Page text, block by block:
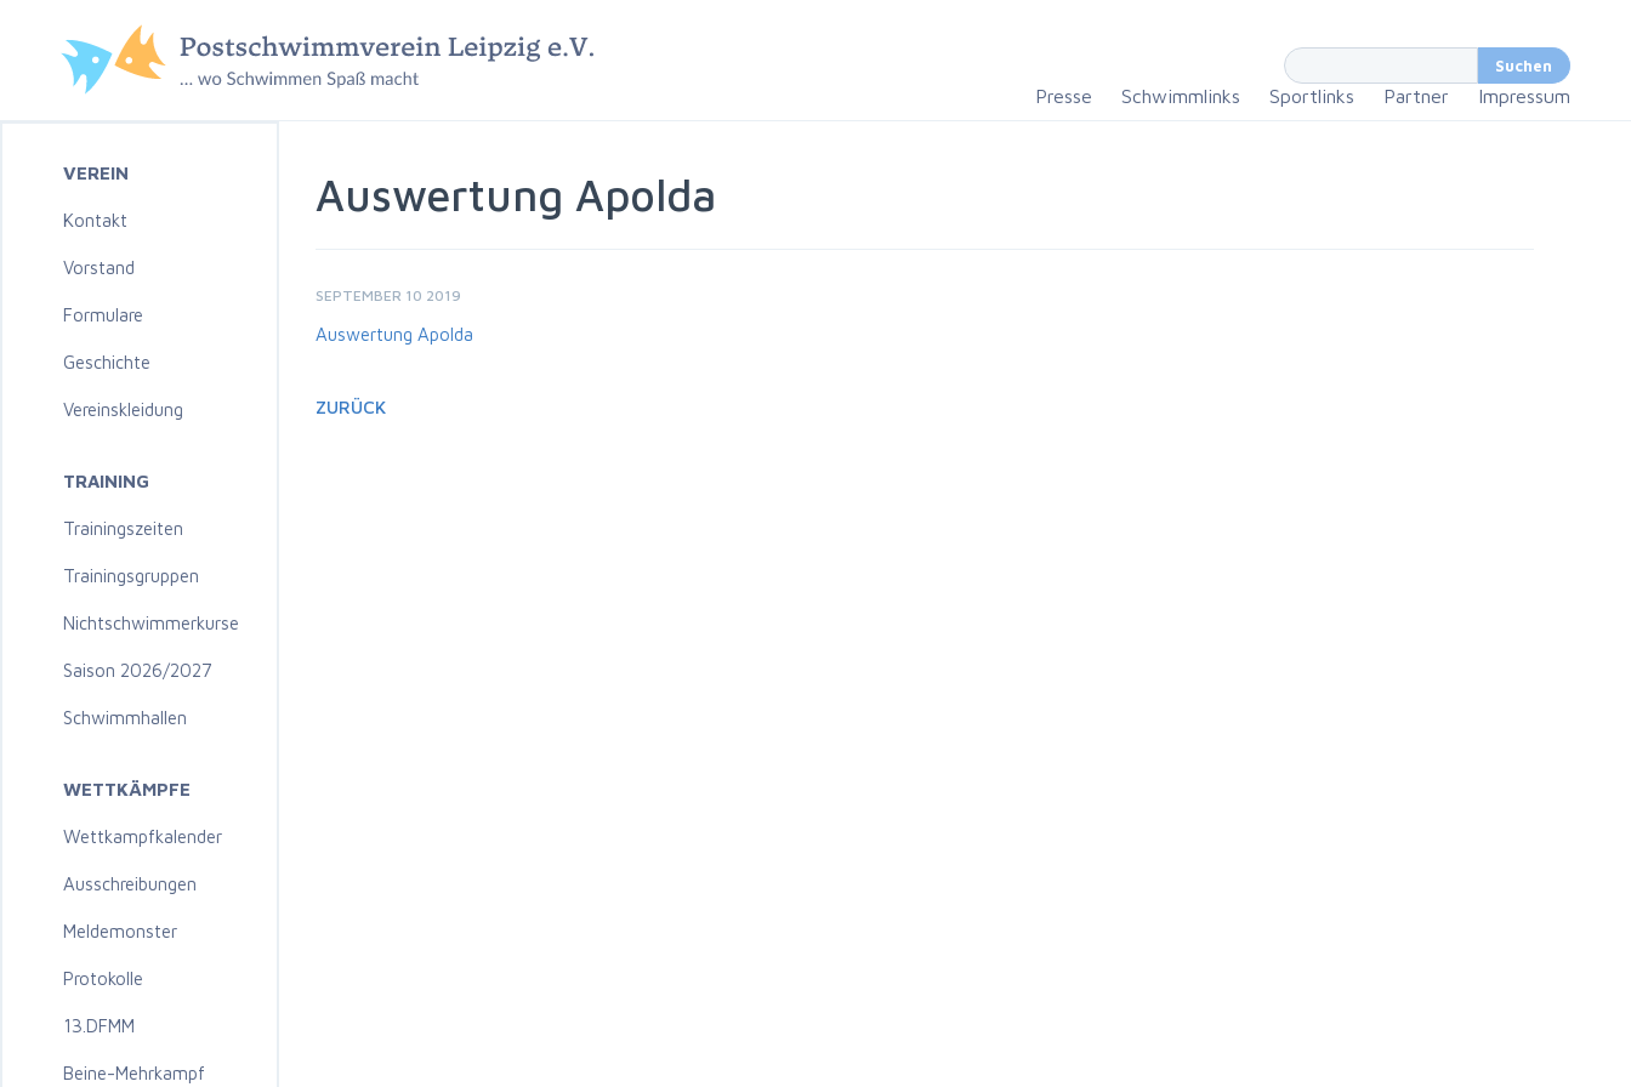
Presse Schwimmlinks Sportlinks Partner Impressum
VEREIN
Kontakt
Vorstand
Formulare
Geschichte
Vereinskleidung
TRAINING
Trainingszeiten
Trainingsgruppen
Nichtschwimmerkurse
Saison 2026/2027
Schwimmhallen
WETTKÄMPFE
Wettkampfkalender
Ausschreibungen
Meldemonster
Protokolle
13.DFMM
Beine-Mehrkampf
Auswertung Apolda
SEPTEMBER 10 2019
Auswertung Apolda
ZURÜCK